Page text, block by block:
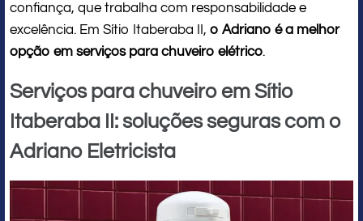
confiança, que trabalha com responsabilidade e
excelência. Em Sítio Itaberaba II, o Adriano é a melhor
opção em serviços para chuveiro elétrico.
Serviços para chuveiro em Sítio
Itaberaba II: soluções seguras com o
Adriano Eletricista